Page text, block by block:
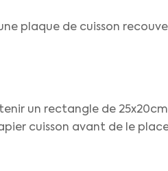
plaque de cuisson
un rectangle de
cuisson avant de le